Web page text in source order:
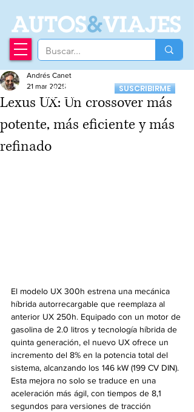
AUTOS&VIAJES
Recibí nuestro
Newsletter
SUSCRIBIRME
Lexus UX: Un crossover más
potente, más eficiente y más
refinado
Andrés Canet
21 mar 2025
El modelo UX 300h estrena una mecánica
híbrida autorrecargable que reemplaza al
anterior UX 250h. Equipado con un motor de
gasolina de 2.0 litros y tecnología híbrida de
quinta generación, el nuevo UX ofrece un
incremento del 8% en la potencia total del
sistema, alcanzando los 146 kW (199 CV DIN).
Esta mejora no solo se traduce en una
aceleración más ágil, con tiempos de 8,1
segundos para versiones de tracción